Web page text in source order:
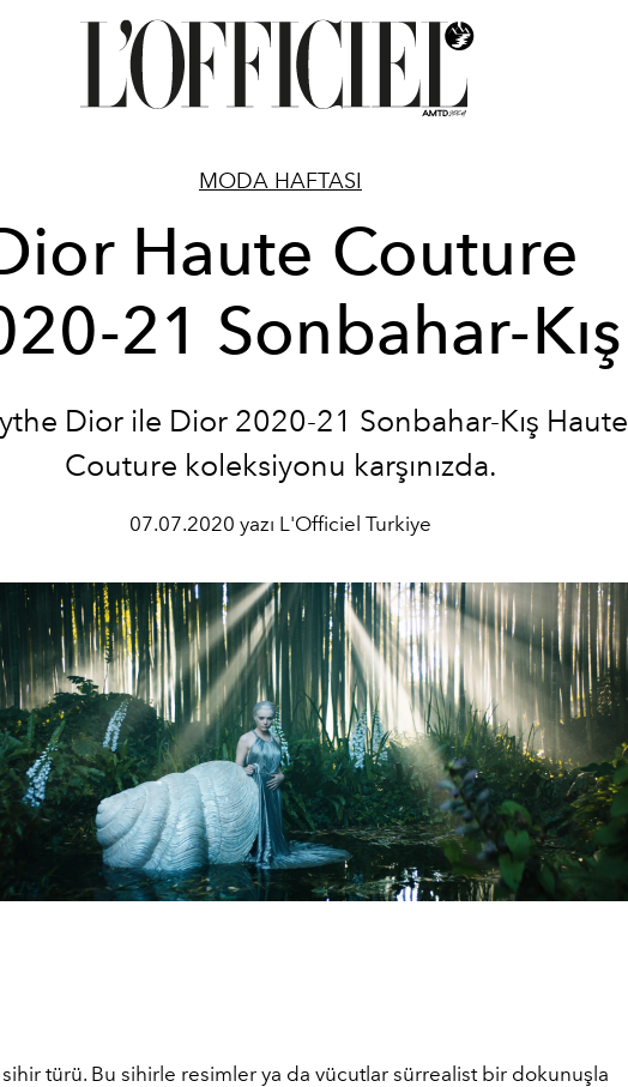
MODA HAFTASI
Haute Couture
21 Sonbahar-Kış
Dior ile Dior 2020-21 Sonbahar-Kış Haute
Couture koleksiyonu karşınızda.
07.07.2020 yazı L'Officiel Turkiye
sihir türü. Bu sihirle resimler ya da vücutlar sürrealist bir dokunuşla